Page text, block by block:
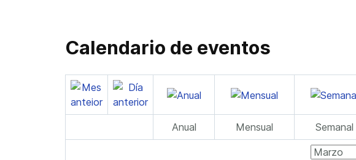
Calendario de eventos
Anual Mensual Semanal